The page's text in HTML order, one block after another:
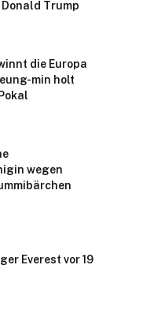
Trump
die Europa
min holt
wegen
Everest vor 19